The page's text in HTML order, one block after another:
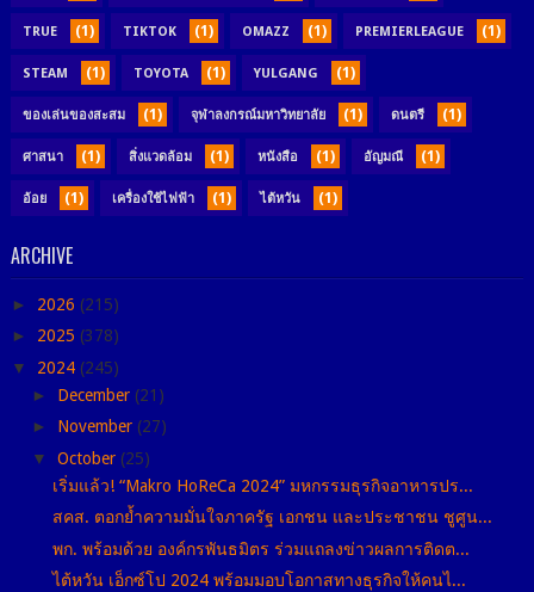
TRUE (1) TIKTOK (1) OMAZZ (1) PREMIERLEAGUE (1)
STEAM (1) TOYOTA (1) YULGANG (1)
ของเล่นของสะสม (1) จุฬาลงกรณ์มหาวิทยาลัย (1) ดนตรี (1)
ศาสนา (1) สิ่งแวดล้อม (1) หนังสือ (1) อัญมณี (1)
อ้อย (1) เครื่องใช้ไฟฟ้า (1) ไต้หวัน (1)
ARCHIVE
► 2026 (215)
► 2025 (378)
▼ 2024 (245)
► December (21)
► November (27)
▼ October (25)
เริ่มแล้ว! “Makro HoReCa 2024” มหกรรมธุรกิจอาหารปร...
สคส. ตอกย้ำความมั่นใจภาครัฐ เอกชน และประชาชน ชูศูน...
พก. พร้อมด้วย องค์กรพันธมิตร ร่วมแถลงข่าวผลการติดต...
ไต้หวัน เอ็กซ์โป 2024 พร้อมมอบโอกาสทางธุรกิจให้คนไ...